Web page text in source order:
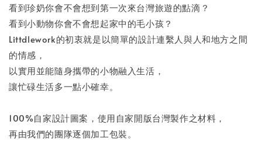
看到珍奶你會不會想到第一次來台灣旅遊的點滴？
看到小動物你會不會想起家中的毛小孩？
Littdlework的初衷就是以簡單的設計連繫人與人和地方之間
的情感，
以實用並能隨身攜帶的小物融入生活，
讓忙碌生活多一點小確幸。
100%自家設計圖案，使用自家開版台灣製作之材料，
再由我們的團隊逐個加工包裝。